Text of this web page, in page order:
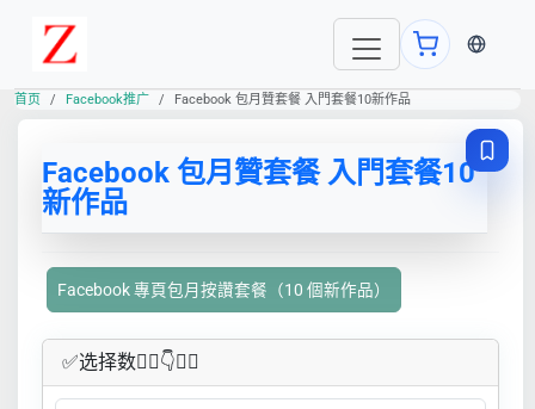
当前语
首页 Facebook推广 Facebook 包月贊套餐 入門套餐10新作品
Facebook 包月贊套餐 入門套餐10
新作品
Facebook 專頁包月按讚套餐（10 個新作品）
✅​选择数👇🏻​​👇👇🏻​​